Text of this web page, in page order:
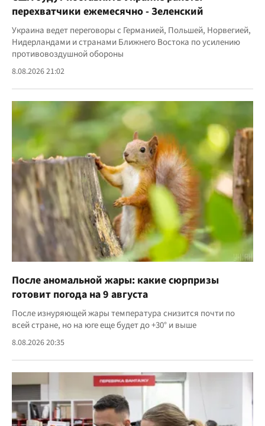
перехватчики ежемесячно - Зеленский
Украина ведет переговоры с Германией, Польшей, Норвегией,
Нидерландами и странами Ближнего Востока по усилению
противовоздушной обороны
8.08.2026 21:02
После аномальной жары: какие сюрпризы
готовит погода на 9 августа
После изнуряющей жары температура снизится почти по
всей стране, но на юге еще будет до +30° и выше
8.08.2026 20:35